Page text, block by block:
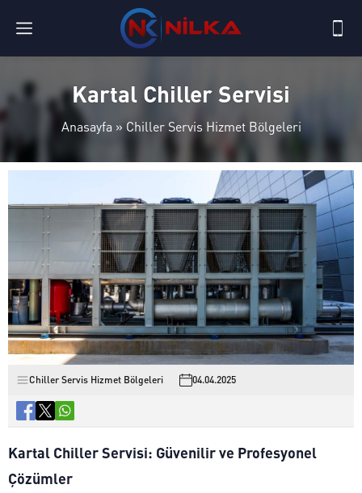
Kartal Chiller Servisi
Anasayfa »Chiller Servis Hizmet Bölgeleri
Chiller Servis Hizmet Bölgeleri 04.04.2025
Kartal Chiller Servisi: Güvenilir ve Profesyonel
Çözümler